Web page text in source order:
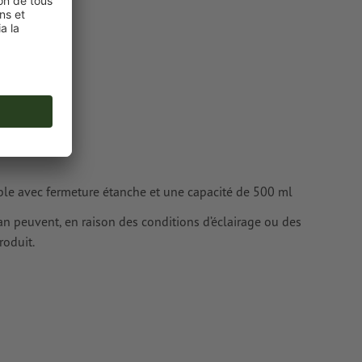
; les
les
avec fermeture étanche et une capacité de 500 ml
peuvent, en raison des conditions d’éclairage ou des